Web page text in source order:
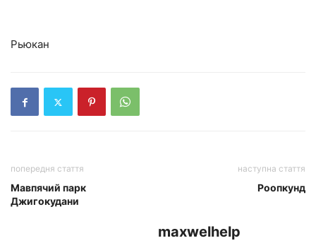
Рьюкан
попередня стаття
Мавпячий парк
Джигокудани
наступна стаття
Роопкунд
maxwelhelp